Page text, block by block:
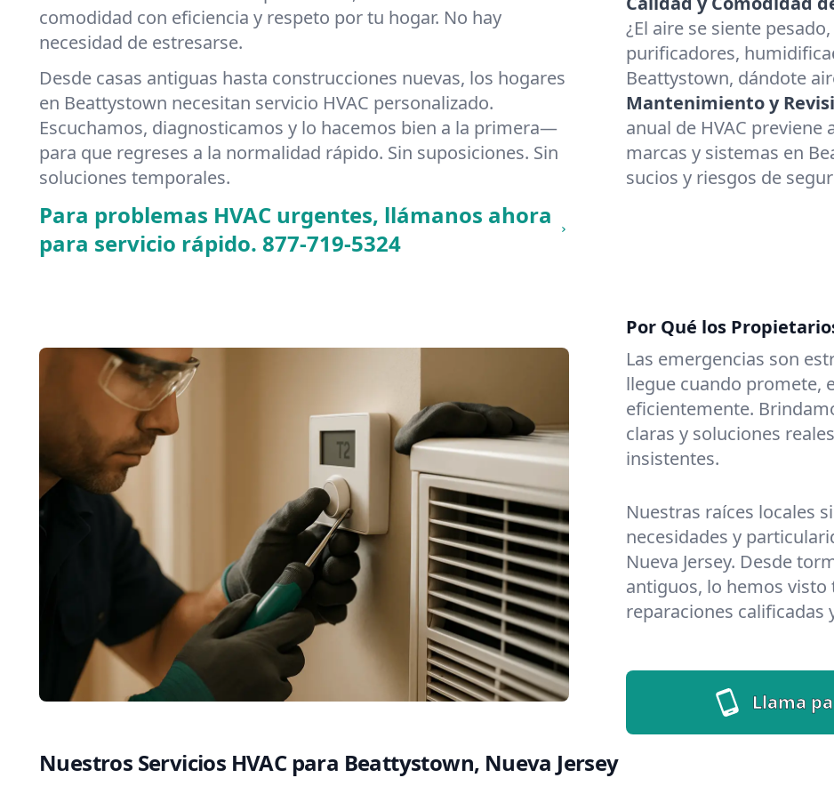
comodidad con eficiencia y respeto por tu hogar. No hay
necesidad de estresarse.
Desde casas antiguas hasta construcciones nuevas, los hogares
en Beattystown necesitan servicio HVAC personalizado.
Escuchamos, diagnosticamos y lo hacemos bien a la primera—
para que regreses a la normalidad rápido. Sin suposiciones. Sin
soluciones temporales.
Para problemas HVAC urgentes, llámanos ahora
para servicio rápido. 877-719-5324
¿El aire se siente
purificadores,
Beattystown, dándote
Mantenimiento y
anual de HVAC
marcas y sistemas en
sucios y riesgos de
Por Qué los
Las emergencias son
llegue cuando promete,
eficientemente.
claras y soluciones
insistentes.
Nuestras raíces locales
necesidades y
Nueva Jersey. Desde
antiguos, lo hemos visto
reparaciones calificadas
Llama
Nuestros Servicios HVAC para Beattystown, Nueva Jersey